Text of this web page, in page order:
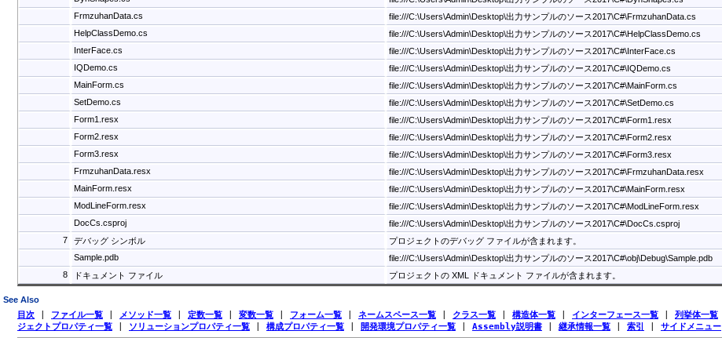
FrmzuhanData.cs
file:///C:\Users\Admin\Desktop\出力サンプルのソース2017\C#\FrmzuhanData.cs
HelpClassDemo.cs
file:///C:\Users\Admin\Desktop\出力サンプルのソース2017\C#\HelpClassDemo.cs
InterFace.cs
file:///C:\Users\Admin\Desktop\出力サンプルのソース2017\C#\InterFace.cs
IQDemo.cs
file:///C:\Users\Admin\Desktop\出力サンプルのソース2017\C#\IQDemo.cs
MainForm.cs
file:///C:\Users\Admin\Desktop\出力サンプルのソース2017\C#\MainForm.cs
SetDemo.cs
file:///C:\Users\Admin\Desktop\出力サンプルのソース2017\C#\SetDemo.cs
Form1.resx
file:///C:\Users\Admin\Desktop\出力サンプルのソース2017\C#\Form1.resx
Form2.resx
file:///C:\Users\Admin\Desktop\出力サンプルのソース2017\C#\Form2.resx
Form3.resx
file:///C:\Users\Admin\Desktop\出力サンプルのソース2017\C#\Form3.resx
FrmzuhanData.resx
file:///C:\Users\Admin\Desktop\出力サンプルのソース2017\C#\FrmzuhanData.resx
MainForm.resx
file:///C:\Users\Admin\Desktop\出力サンプルのソース2017\C#\MainForm.resx
ModLineForm.resx
file:///C:\Users\Admin\Desktop\出力サンプルのソース2017\C#\ModLineForm.resx
DocCs.csproj
file:///C:\Users\Admin\Desktop\出力サンプルのソース2017\C#\DocCs.csproj
7
デバッグ シンボル
プロジェクトのデバッグ ファイルが含まれます。
Sample.pdb
file:///C:\Users\Admin\Desktop\出力サンプルのソース2017\C#\obj\Debug\Sample.pdb
8
ドキュメント ファイル プロジェクトの XML ドキュメント ファイルが含まれます。
See Also
目次 ファイル一覧 メソッド一覧 定数一覧 変数一覧 フォーム一覧 ネームスペース一覧 クラス一覧 構造体一覧 インターフェース一覧 列挙体一覧
ジェクトプロパティ一覧
ソリューションプロパティ一覧 構成プロパティ一覧 開発環境プロパティ一覧 Assembly説明書 継承情報一覧 索引 サイドメニュー